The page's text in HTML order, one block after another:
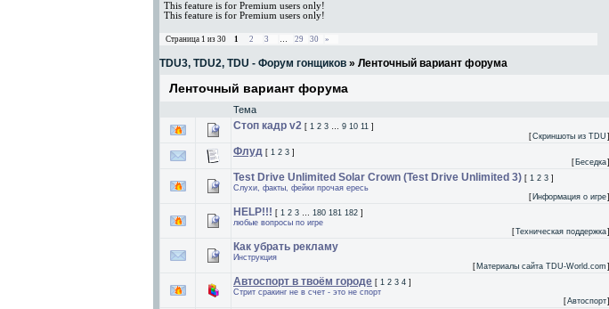
This feature is for Premium users only!
This feature is for Premium users only!
Страница 1 из 30 1 2 3 … 29 30 »
TDU3, TDU2, TDU - Форум гонщиков » Ленточный вариант форума
Ленточный вариант форума
Тема
Стоп кадр v2 [ 1 2 3 … 9 10 11 ]
[Скриншоты из TDU ]
Флуд [ 1 2 3 ]
[ Беседка]
Test Drive Unlimited Solar Crown (Test Drive Unlimited 3) [ 1 2 3 ]
Слухи, факты, фейки прочая ересь
[ Информация о игре]
HELP!!! [ 1 2 3 … 180 181 182 ]
любые вопросы по игре
[Техническая поддержка]
Как убрать рекламу
Инструкция
[ Материалы сайта TDU-World.com ]
Автоспорт в твоём городе [ 1 2 3 4 ]
Стрит сракинг не в счет - это не спорт
[Автоспорт]